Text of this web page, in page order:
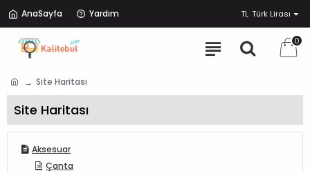
AnaSayfa Yardım TL Türk Lirası
0
Site Haritası
Site Haritası
Aksesuar
Çanta